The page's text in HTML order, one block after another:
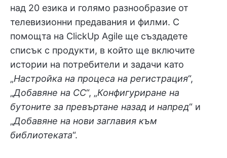
над 20 езика и голямо разнообразие от
телевизионни предавания и филми. С
помощта на ClickUp Agile ще създадете
списък с продукти, в който ще включите
истории на потребители и задачи като
„Настройка на процеса на регистрация“,
„Добавяне на CC“, „Конфигуриране на
бутоните за превъртане назад и напред“ и
„Добавяне на нови заглавия към
библиотеката“.